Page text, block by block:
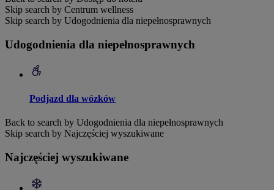
Skip search by Centrum wellness
Skip search by Udogodnienia dla niepełnosprawnych
Udogodnienia dla niepełnosprawnych
Podjazd dla wózków
Back to search by Udogodnienia dla niepełnosprawnych
Skip search by Najczęściej wyszukiwane
Najczęściej wyszukiwane